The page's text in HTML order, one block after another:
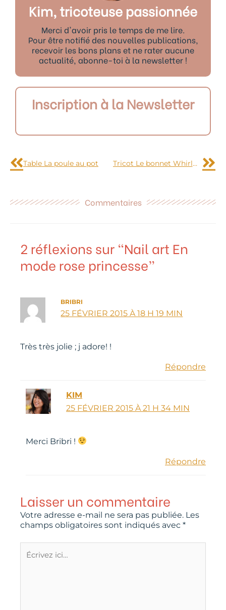
Kim, tricoteuse passionnée
Merci d'avoir pris le temps de me lire.
Pour être notifié des nouvelles publications,
recevoir les bons plans et ne rater aucune
actualité, abonne-toi à la newsletter !
Inscription à la Newsletter
Table La poule au pot Tricot Le bonnet Whirlwind version pomponnée
Commentaires
2 réflexions sur “Nail art En
mode rose princesse”
BRIBRI
25 FÉVRIER 2015 À 18 H 19 MIN
Très très jolie ; j adore! !
Répondre
KIM
25 FÉVRIER 2015 À 21 H 34 MIN
Merci Bribri !
Répondre
Laisser un commentaire
Votre adresse e-mail ne sera pas publiée. Les
champs obligatoires sont indiqués avec *
ici…